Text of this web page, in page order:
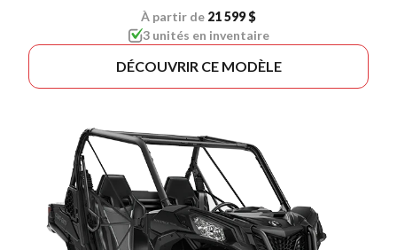
À partir de 21 599 $
3 unités en inventaire
DÉCOUVRIR CE MODÈLE